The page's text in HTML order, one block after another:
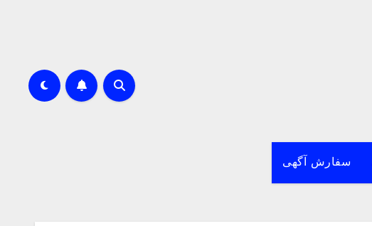
سفارش آگهی